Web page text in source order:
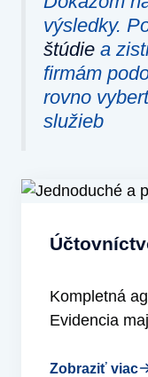
výsledky.
štúdie a
firmám
rovno
služieb
Kompletná
Evidencia
Zobraziť viac